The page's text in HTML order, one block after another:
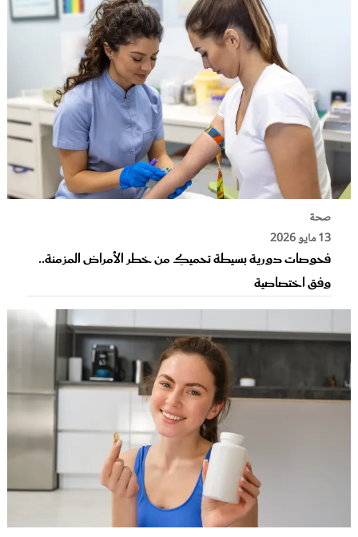
صحة
13 مايو 2026
فحوصات دورية بسيطة تحميكِ من خطر الأمراض المزمنة..
وفق اختصاصية